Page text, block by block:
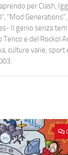
per Clash,
"Mod
Il genio senza
e del Rockol
culture varie,